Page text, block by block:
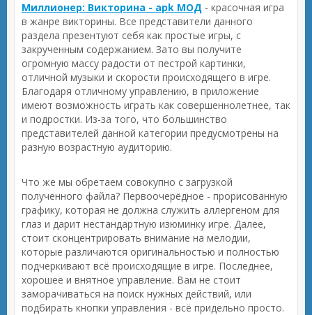
Миллионер: Викторина - apk МОД - красочная игра
в жанре викторины. Все представители данного
раздела презентуют себя как простые игры, с
закрученным содержанием. Зато вы получите
огромную массу радости от пестрой картинки,
отличной музыки и скорости происходящего в игре.
Благодаря отличному управлению, в приложение
имеют возможность играть как совершеннолетнее, так
и подростки. Из-за того, что большинство
представителей данной категории предусмотрены на
разную возрастную аудиторию.
Что же мы обретаем совокупно с загрузкой
полученного файла? Первоочерёдное - прорисованную
графику, которая не должна служить аллергеном для
глаз и дарит нестандартную изюминку игре. Далее,
стоит сконцентрировать внимание на мелодии,
которые различаются оригинальностью и полностью
подчеркивают всё происходящие в игре. Последнее,
хорошее и внятное управление. Вам не стоит
заморачиваться на поиск нужных действий, или
подбирать кнопки управления - всё придельно просто.